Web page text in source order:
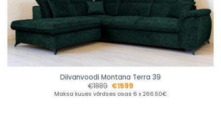
Diivanvoodi Montana Terra 39
€1889 €1599
Maksa kuues võrdses osas 6 x 266.50€